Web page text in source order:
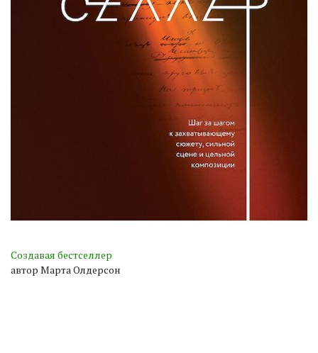
Создавая бестселлер
автор Марта Олдерсон